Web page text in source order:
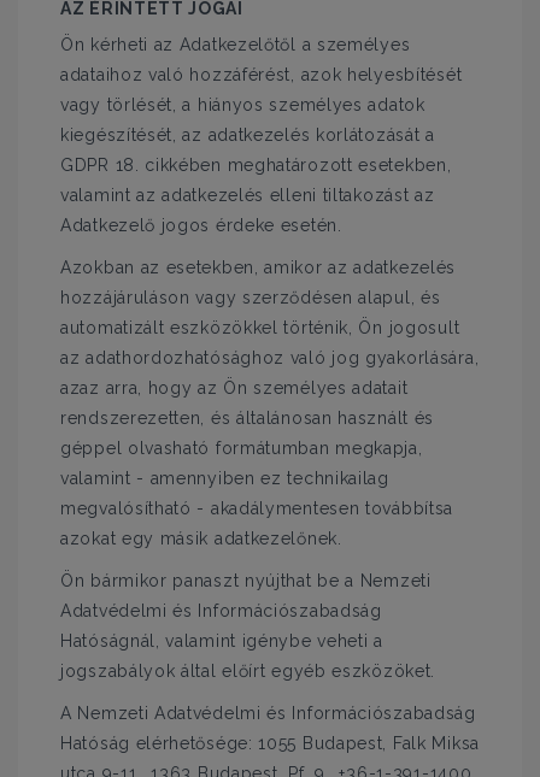
AZ ÉRINTETT JOGAI
Ön kérheti az Adatkezelőtől a személyes
adataihoz való hozzáférést, azok helyesbítését
vagy törlését, a hiányos személyes adatok
kiegészítését, az adatkezelés korlátozását a
GDPR 18. cikkében meghatározott esetekben,
valamint az adatkezelés elleni tiltakozást az
Adatkezelő jogos érdeke esetén.
Azokban az esetekben, amikor az adatkezelés
hozzájáruláson vagy szerződésen alapul, és
automatizált eszközökkel történik, Ön jogosult
az adathordozhatósághoz való jog gyakorlására,
azaz arra, hogy az Ön személyes adatait
rendszerezetten, és általánosan használt és
géppel olvasható formátumban megkapja,
valamint - amennyiben ez technikailag
megvalósítható - akadálymentesen továbbítsa
azokat egy másik adatkezelőnek.
Ön bármikor panaszt nyújthat be a Nemzeti
Adatvédelmi és Információszabadság
Hatóságnál, valamint igénybe veheti a
jogszabályok által előírt egyéb eszközöket.
A Nemzeti Adatvédelmi és Információszabadság
Hatóság elérhetősége: 1055 Budapest, Falk Miksa